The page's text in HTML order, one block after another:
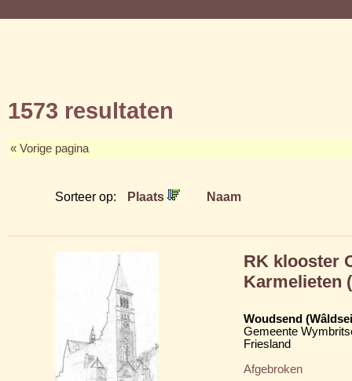
1573 resultaten
« Vorige pagina
Sorteer op: Plaats Naam
RK klooster
Karmelieten
Woudsend
Gemeente
Friesland
Afgebroken